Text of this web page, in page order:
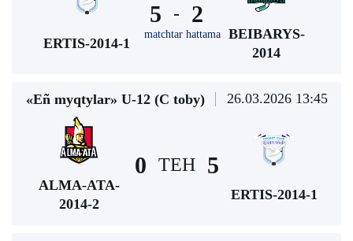
ERTIS-2014-1
5 -
matchtar hattama
2
BEIBARYS-
2014
«Eñ myqtylar» U-12 (С toby) 26.03.2026 13:45
ALMA-ATA-
2014-2
0 TEH 5
ERTIS-2014-1